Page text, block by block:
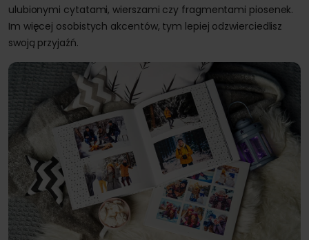
ulubionymi cytatami, wierszami czy fragmentami piosenek.
Im więcej osobistych akcentów, tym lepiej odzwierciedlisz
swoją przyjaźń.